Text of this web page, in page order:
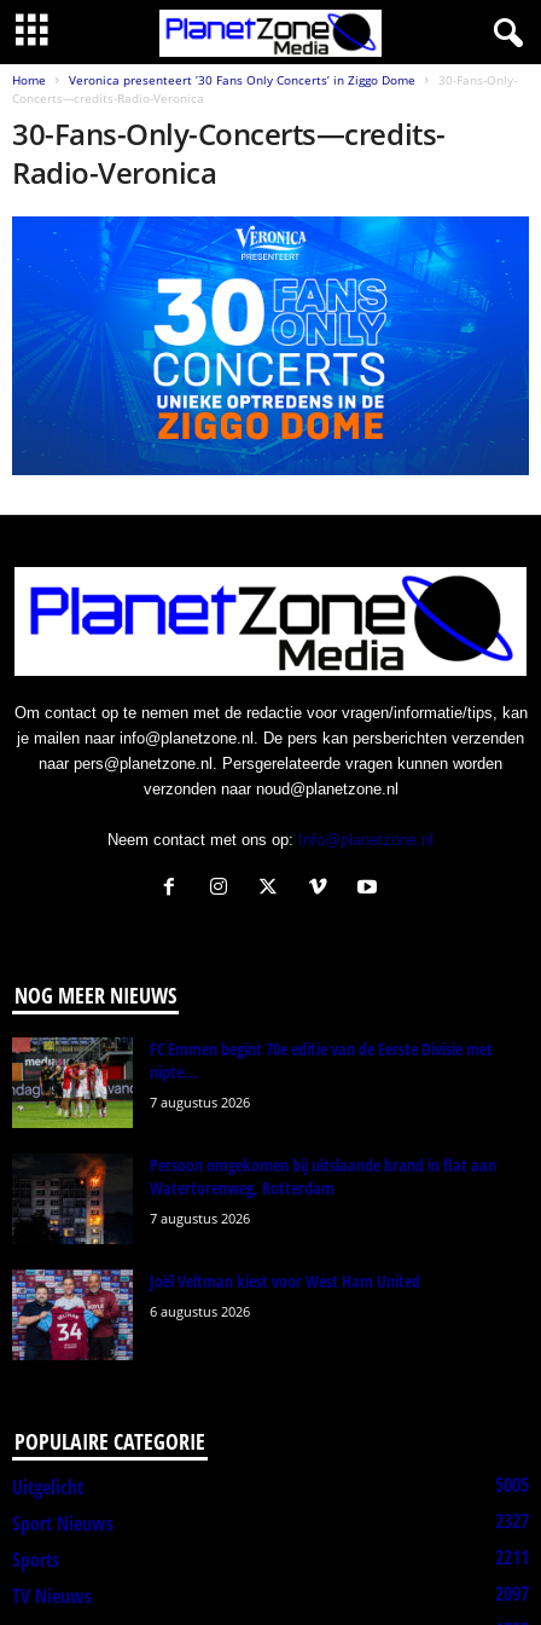
Home Veronica presenteert ’30 Fans Only Concerts’ in Ziggo Dome
30-Fans-Only-
Concerts---credits-Radio-Veronica
30-Fans-Only-Concerts—credits-
Radio-Veronica
Om contact op te nemen met de redactie voor vragen/informatie/tips, kan
je mailen naar info@planetzone.nl. De pers kan persberichten verzenden
naar pers@planetzone.nl. Persgerelateerde vragen kunnen worden
verzonden naar noud@planetzone.nl
Neem contact met ons op: Info@planetzone.nl
NOG MEER NIEUWS
FC Emmen begint 70e editie van de Eerste Divisie met
nipte...
7 augustus 2026
Persoon omgekomen bij uitslaande brand in flat aan
Watertorenweg, Rotterdam
7 augustus 2026
Joël Veltman kiest voor West Ham United
6 augustus 2026
POPULAIRE CATEGORIE
Uitgelicht
5005
Sport Nieuws
2327
Sports
2211
TV Nieuws
2097